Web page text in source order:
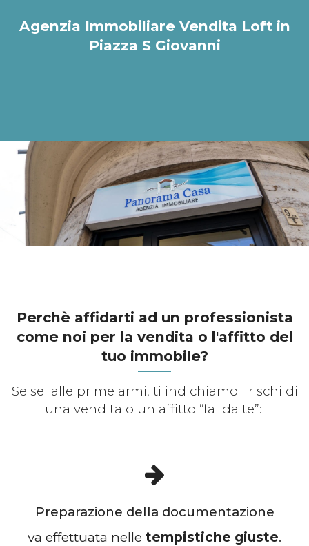
Agenzia Immobiliare Vendita Loft in
Piazza S Giovanni
Perchè affidarti ad un professionista
come noi per la vendita o l'affitto del
tuo immobile?
Se sei alle prime armi, ti indichiamo i rischi di
una vendita o un affitto “fai da te”:
Preparazione della documentazione
va effettuata nelle tempistiche giuste.